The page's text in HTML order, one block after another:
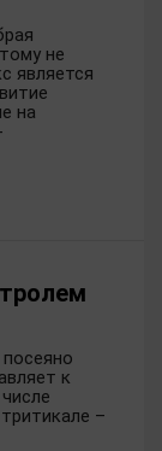
не
является
на
к
–